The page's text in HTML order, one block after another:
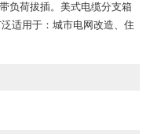
负荷拔插。美式电缆分支箱
适用于：城市电网改造、住